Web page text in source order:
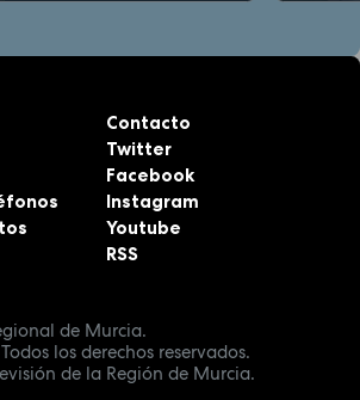
de Murcia.
Todos los derechos reservados.
de la Región de Murcia.
Contacto
Twitter
Facebook
Instagram
Youtube
RSS